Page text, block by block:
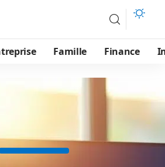
Famille Finance